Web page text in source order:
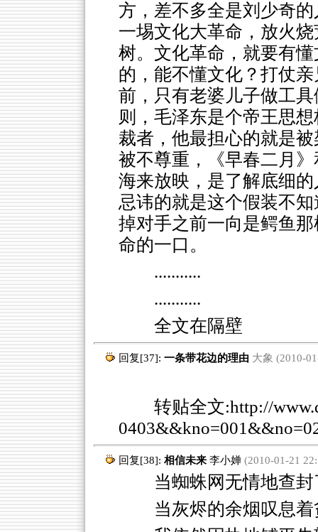
方，差不多全是刘少奇
一埸文化大革命，放火
树。文化革命，就要有
的，能不懂文化？打仗
前，只有老婆儿子做工
则，毛泽东是个帝王思
裁者，他最担心的就是
被不尊重，《早春二月
海来放映，是了解底细
忌讳的就是这个假装不
掉对手之前一向是鳄鱼
命的一口。
...........
...........
全文在隔壁
回复[37]: 一条带花边的理由 大象 (2010-
转贴全文:http://
回复[38]: 相信未来 李小婵(2010-01-21
当蜘蛛网无情地查封
当灰烬的余烟叹息